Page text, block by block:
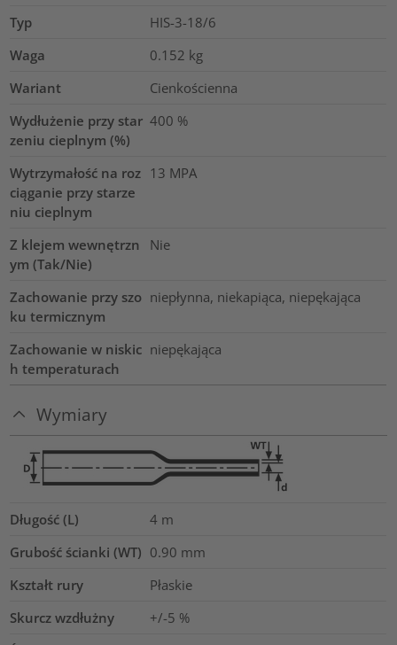
Typ
HIS-3-18/6
Waga
0.152 kg
Wariant
Cienkościenna
Wydłużenie przy star
zeniu cieplnym (%)
400 %
Wytrzymałość na roz
ciąganie przy starze
niu cieplnym
13 MPA
Z klejem wewnętrzn
ym (Tak/Nie)
Nie
Zachowanie przy szo
ku termicznym
niepłynna, niekapiąca, niepękająca
Zachowanie w niskic
h temperaturach
niepękająca
Wymiary
Długość (L) 4 m
Grubość ścianki (WT) 0.90 mm
Kształt rury
Płaskie
Skurcz wzdłużny
+/-5 %